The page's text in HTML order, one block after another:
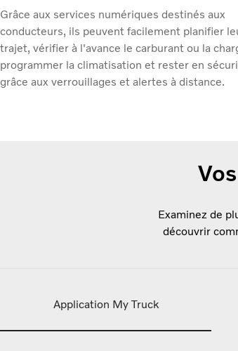
Grâce aux services numériques destinés aux
conducteurs, ils peuvent facilement planifier
trajet, vérifier à l'avance le carburant ou la
programmer la climatisation et rester en
grâce aux verrouillages et alertes à distance.
Examinez de
découvrir
Application My Truck